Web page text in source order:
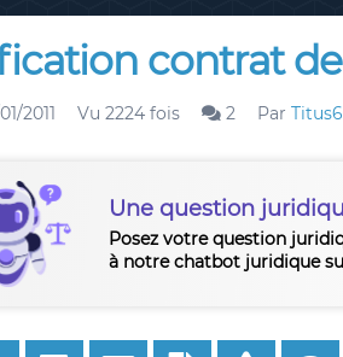
contrat
2011 Vu 2224 fois 2 Par
Une question
Posez votre question
à notre chatbot juridique